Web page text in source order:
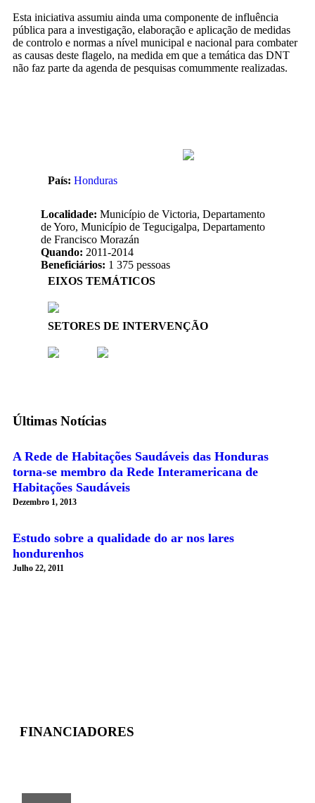
Esta iniciativa assumiu ainda uma componente de influência
pública para a investigação, elaboração e aplicação de medidas
de controlo e normas a nível municipal e nacional para combater
as causas deste flagelo, na medida em que a temática das DNT
não faz parte da agenda de pesquisas comummente realizadas.
País: Honduras
Localidade: Município de Victoria, Departamento
de Yoro, Município de Tegucigalpa, Departamento
de Francisco Morazán
Quando: 2011-2014
Beneficiários: 1 375 pessoas
EIXOS TEMÁTICOS
SETORES DE INTERVENÇÃO
Últimas Notícias
A Rede de Habitações Saudáveis das Honduras
torna-se membro da Rede Interamericana de
Habitações Saudáveis
Dezembro 1, 2013
Estudo sobre a qualidade do ar nos lares
hondurenhos
Julho 22, 2011
FINANCIADORES